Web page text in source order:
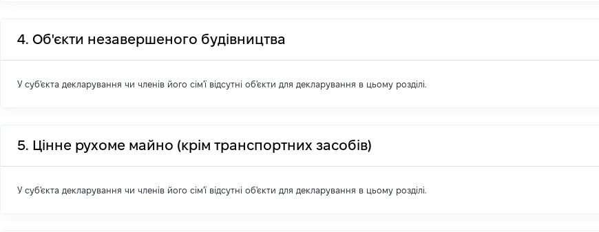
4. Об'єкти незавершеного будівництва
У суб'єкта декларування чи членів його сім'ї відсутні об'єкти для декларування в цьому розділі.
5. Цінне рухоме майно (крім транспортних засобів)
У суб'єкта декларування чи членів його сім'ї відсутні об'єкти для декларування в цьому розділі.